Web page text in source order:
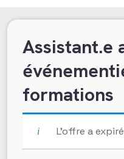
Assistant.e
formations
L’offre a